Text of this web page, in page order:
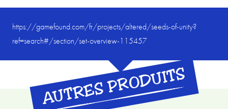
EQUINOX
ALTERED
Seeds
https://gamefound.com/fr/projects/altered/seeds-of-unity?
ref=search#/section/set-overview-115457
AUTRES PRODUITS